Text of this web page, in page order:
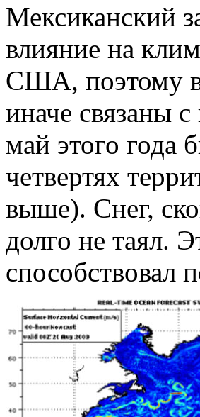
Мексиканский
влияние на
США, поэтому
иначе связаны
май этого года
четвертях
выше). Снег,
долго не таял.